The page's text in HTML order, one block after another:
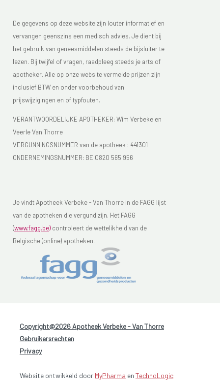
De gegevens op deze website zijn louter informatief en
vervangen geenszins een medisch advies. Je dient bij
het gebruik van geneesmiddelen steeds de bijsluiter te
lezen. Bij twijfel of vragen, raadpleeg steeds je arts of
apotheker. Alle op onze website vermelde prijzen zijn
inclusief BTW en onder voorbehoud van
prijswijzigingen en of typfouten.
VERANTWOORDELIJKE APOTHEKER: Wim Verbeke en
Veerle Van Thorre
VERGUNNINGSNUMMER van de apotheek : 441301
ONDERNEMINGSNUMMER: BE 0820 565 956
Je vindt Apotheek Verbeke - Van Thorre in de FAGG lijst
van de apotheken die vergund zijn. Het FAGG
(www.fagg.be) controleert de wettelikheid van de
Belgische (online) apotheken.
Copyright@2026 Apotheek Verbeke - Van Thorre
Gebruikersrechten
Privacy
Website ontwikkeld door MyPharma en TechnoLogic